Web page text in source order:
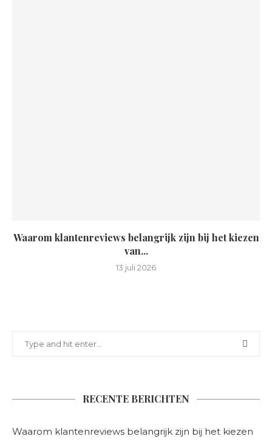
Waarom klantenreviews belangrijk zijn bij het kiezen
van...
13 juli 2026
RECENTE BERICHTEN
Waarom klantenreviews belangrijk zijn bij het kiezen